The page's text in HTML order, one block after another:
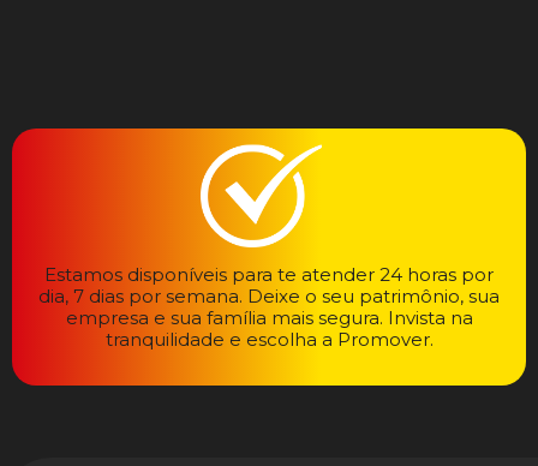
Estamos disponíveis para te atender 24 horas por
dia, 7 dias por semana. Deixe o seu patrimônio, sua
empresa e sua família mais segura. Invista na
tranquilidade e escolha a Promover.